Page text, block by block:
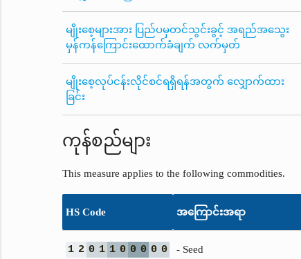
မျိုးစေ့များအား ပြည်ပမှတင်သွင်းခွင့် အရည်အသွေး
မှန်ကန်ကြောင်းထောက်ခံချက် လက်မှတ်
မျိုးစေ့လုပ်ငန်းလိုင်စင်ရရှိရန်အတွက် လျှောက်ထား
ခြင်း
ကုန်စည်များ
This measure applies to the following commodities.
HS Code အကြောင်းအရာ
1 2 0 1 1 0 0 0 0 0 - Seed